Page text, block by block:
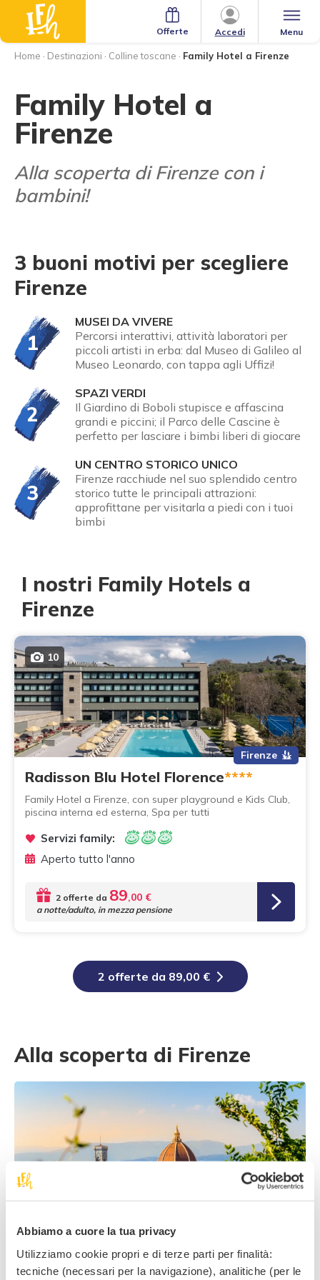
Abbiamo a cuore la tua privacy
Utilizziamo cookie propri e di terze parti per finalità:
tecniche (necessari per la navigazione), analitiche (per le
Menu
Accedi
Offerte
Home · Destinazioni · Colline toscane · Family Hotel a Firenze
Family Hotel a
Firenze
Alla scoperta di Firenze con i
bambini!
3 buoni motivi per scegliere
Firenze
1
MUSEI DA VIVERE
Percorsi interattivi, attività laboratori per
piccoli artisti in erba: dal Museo di Galileo al
Museo Leonardo, con tappa agli Uffizi!
2
SPAZI VERDI
Il Giardino di Boboli stupisce e affascina
grandi e piccini; il Parco delle Cascine è
perfetto per lasciare i bimbi liberi di giocare
3
UN CENTRO STORICO UNICO
Firenze racchiude nel suo splendido centro
storico tutte le principali attrazioni:
approfittane per visitarla a piedi con i tuoi
bimbi
I nostri Family Hotels a
Firenze
Firenze
10
Radisson Blu Hotel Florence****
Family Hotel a Firenze, con super playground e Kids Club,
piscina interna ed esterna, Spa per tutti
Servizi family:
Aperto tutto l'anno
2 offerte da 89,00 €
a notte/adulto, in mezza pensione
2 offerte da 89,00 €
Alla scoperta di Firenze